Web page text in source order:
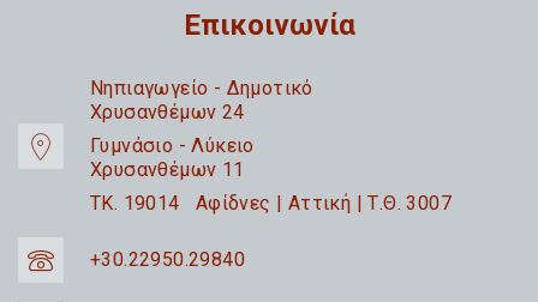
Επικοινωνία
Nηπιαγωγείο - Δημοτικό
Χρυσανθέμων 24
Γυμνάσιο - Λύκειο
Χρυσανθέμων 11
TK. 19014 Αφίδνες | Αττική | Τ.Θ. 3007
+30.22950.29840